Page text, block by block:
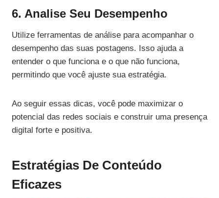
6. Analise Seu Desempenho
Utilize ferramentas de análise para acompanhar o
desempenho das suas postagens. Isso ajuda a
entender o que funciona e o que não funciona,
permitindo que você ajuste sua estratégia.
Ao seguir essas dicas, você pode maximizar o
potencial das redes sociais e construir uma presença
digital forte e positiva.
Estratégias De Conteúdo
Eficazes